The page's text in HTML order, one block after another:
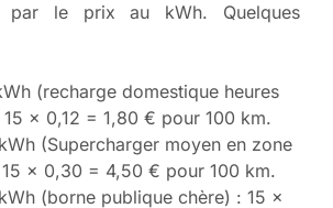
par le prix au kWh. Quelques
(recharge domestique heures
× 0,12 = 1,80 € pour 100 km.
(Supercharger moyen en zone
× 0,30 = 4,50 € pour 100 km.
(borne publique chère) : 15 ×